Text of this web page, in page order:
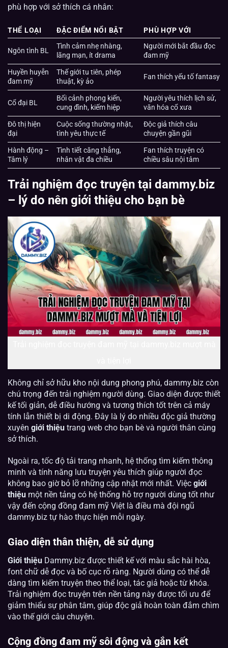
phù hợp với sở thích cá nhân:
THỂ LOẠI ĐẶC ĐIỂM NỔI BẬT PHÙ HỢP VỚI
Ngôn tình BL
Tình cảm nhẹ nhàng,
lãng mạn, ít drama
Người mới bắt đầu đọc
đam mỹ
Huyền huyễn
đam mỹ
Thế giới tu tiên, phép
thuật, kỳ ảo
Fan thích yếu tố fantasy
Cổ đại BL
Bối cảnh phong kiến,
cung đình, kiếm hiệp
Người yêu thích lịch sử,
văn hóa cổ xưa
Đô thị hiện
đại
Cuộc sống thường nhật,
tình yêu thực tế
Độc giả thích câu
chuyện gần gũi
Hành động –
Tâm lý
Tình tiết căng thẳng,
nhân vật đa chiều
Fan thích truyện có
chiều sâu nội tâm
Trải nghiệm đọc truyện tại dammy.biz
– lý do nên giới thiệu cho bạn bè
Không chỉ sở hữu kho nội dung phong phú, dammy.biz còn
chú trọng đến trải nghiệm người dùng. Giao diện được thiết
kế tối giản, dễ điều hướng và tương thích tốt trên cả máy
tính lẫn thiết bị di động. Đây là lý do nhiều độc giả thường
xuyên giới thiệu trang web cho bạn bè và người thân cùng
sở thích.
Ngoài ra, tốc độ tải trang nhanh, hệ thống tìm kiếm thông
minh và tính năng lưu truyện yêu thích giúp người đọc
không bao giờ bỏ lỡ những cập nhật mới nhất. Việc giới
thiệu một nền tảng có hệ thống hỗ trợ người dùng tốt như
vậy đến cộng đồng đam mỹ Việt là điều mà đội ngũ
dammy.biz tự hào thực hiện mỗi ngày.
Giao diện thân thiện, dễ sử dụng
Giới thiệu Dammy.biz được thiết kế với màu sắc hài hòa,
font chữ dễ đọc và bố cục rõ ràng. Người dùng có thể dễ
dàng tìm kiếm truyện theo thể loại, tác giả hoặc từ khóa.
Trải nghiệm đọc truyện trên nền tảng này được tối ưu để
giảm thiểu sự phân tâm, giúp độc giả hoàn toàn đắm chìm
vào thế giới câu chuyện.
Cộng đồng đam mỹ sôi động và gắn kết